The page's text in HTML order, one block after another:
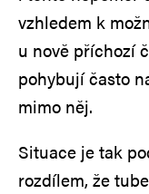
vzhledem k
u nově příchozí
pohybují často
mimo něj.
Situace je tak
rozdílem, že